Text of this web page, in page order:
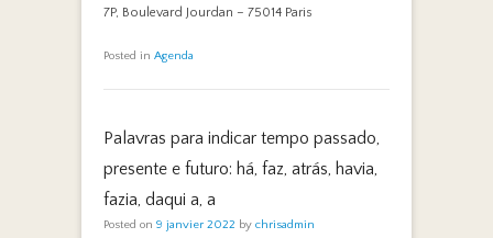
7P, Boulevard Jourdan – 75014 Paris
Posted in Agenda
Palavras para indicar tempo passado,
presente e futuro: há, faz, atrás, havia,
fazia, daqui a, a
Posted on 9 janvier 2022 by chrisadmin